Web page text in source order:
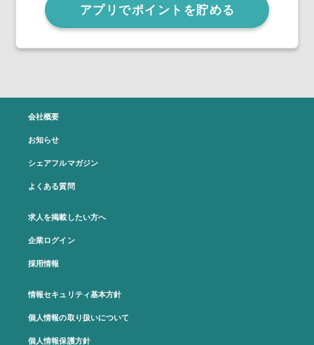
アプリでポイントを貯める
会社概要
お知らせ
シェアフルマガジン
よくある質問
求人を掲載したい方へ
企業ログイン
採用情報
情報セキュリティ基本方針
個人情報の取り扱いについて
個人情報保護方針